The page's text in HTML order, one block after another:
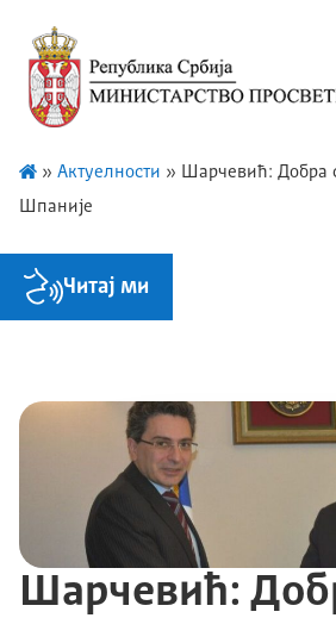
» Актуелности » Шарчевић: Добра
Шпаније
Читај ми
Шарчевић: